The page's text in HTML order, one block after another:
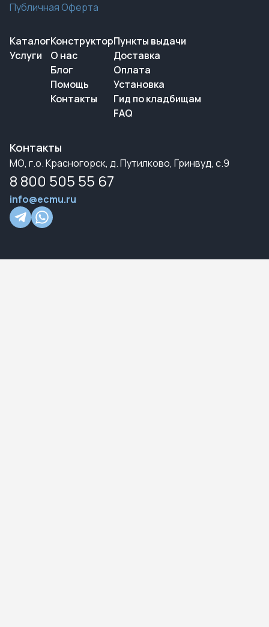
Публичная Оферта
Каталог
Услуги
Конструктор
О нас
Блог
Помощь
Контакты
Пункты выдачи
Доставка
Оплата
Установка
Гид по кладбищам
FAQ
Контакты
МО, г.о. Красногорск, д. Путилково, Гринвуд, с.9
8 800 505 55 67
info@ecmu.ru